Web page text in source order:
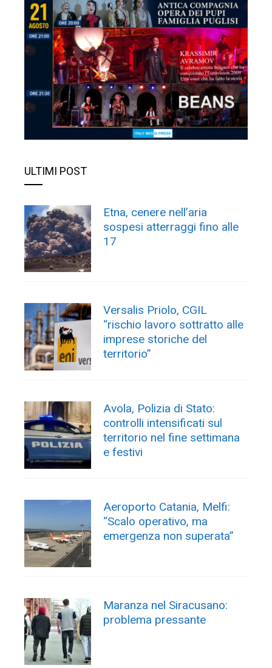
ULTIMI POST
Etna, cenere nell’aria
sospesi atterraggi fino alle
17
Versalis Priolo, CGIL
“rischio lavoro sottratto alle
imprese storiche del
territorio”
Avola, Polizia di Stato:
controlli intensificati sul
territorio nel fine settimana
e festivi
Aeroporto Catania, Melfi:
“Scalo operativo, ma
emergenza non superata”
Maranza nel Siracusano:
problema pressante